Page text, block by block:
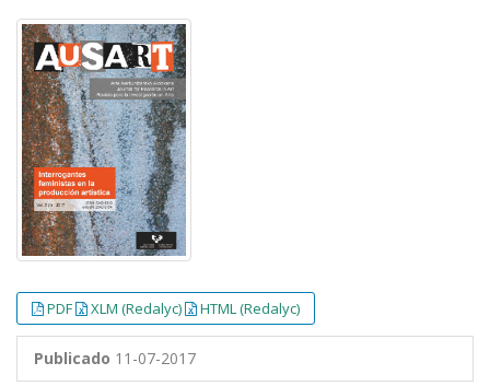
PDF XLM (Redalyc) HTML (Redalyc)
Publicado 11-07-2017